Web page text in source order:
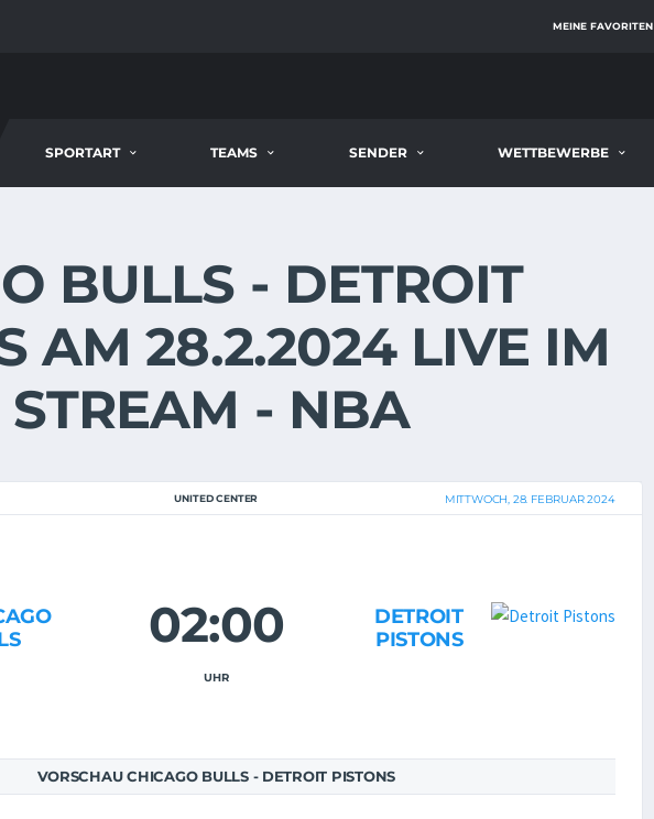
MEINE FAVORITEN
SPORTART TEAMS SENDER WETTBEWERBE
BULLS - DETROIT
AM 28.2.2024 LIVE IM
- NBA
UNITED CENTER MITTWOCH, 28. FEBRUAR 2024
02:00
UHR
DETROIT
PISTONS
VORSCHAU CHICAGO BULLS - DETROIT PISTONS